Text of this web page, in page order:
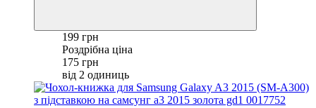
199 грн
Роздрібна ціна
175 грн
від 2 одиниць